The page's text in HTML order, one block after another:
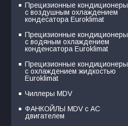
Прецизионные кондиционеры
с воздушным охлаждением
кондесатора Euroklimat
Прецизионные кондиционеры
с водяным охлаждением
конденсатора Euroklimat
Прецизионные кондиционеры
с охлаждением жидкостью
Euroklimat
Чиллеры MDV
ФАНКОЙЛЫ MDV с АС
двигателем